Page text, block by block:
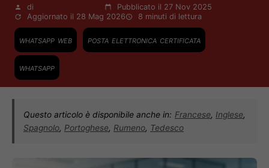
di
Pubblicato il 27 Nov 2025
Aggiornato il 28 Mag 2026
8 minuti di lettura
whatsapp web posta elettronica certificata
whatsapp
Questo articolo è disponibile anche in: Francese, Inglese,
Spagnolo, Portoghese, Rumeno, Tedesco